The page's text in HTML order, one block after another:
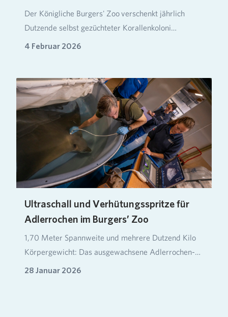
Der Königliche Burgers' Zoo verschenkt jährlich
Dutzende selbst gezüchteter Korallenkoloni…
4 Februar 2026
Ultraschall und Verhütungsspritze für
Adlerrochen im Burgers’ Zoo
1,70 Meter Spannweite und mehrere Dutzend Kilo
Körpergewicht: Das ausgewachsene Adlerrochen-
Weibchen…
28 Januar 2026